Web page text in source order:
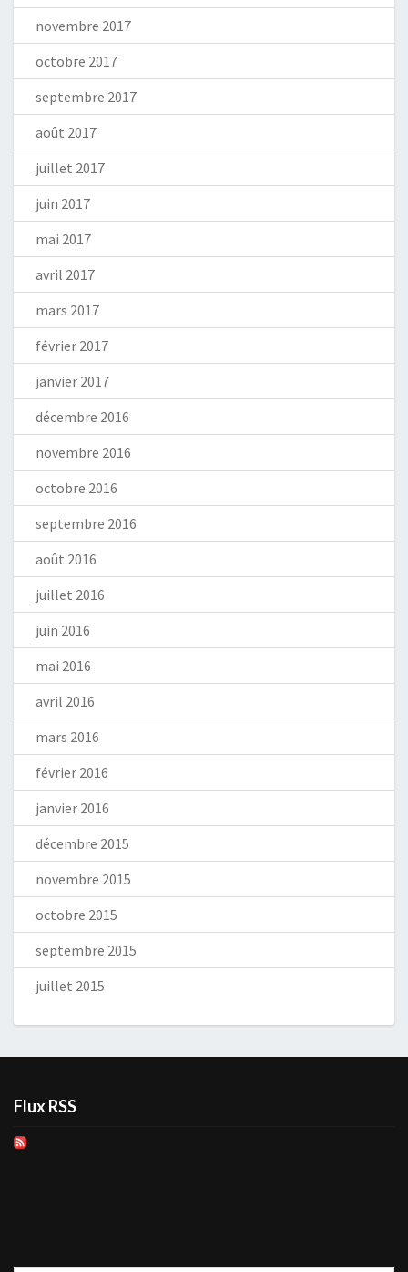
novembre 2017
octobre 2017
septembre 2017
août 2017
juillet 2017
juin 2017
mai 2017
avril 2017
mars 2017
février 2017
janvier 2017
décembre 2016
novembre 2016
octobre 2016
septembre 2016
août 2016
juillet 2016
juin 2016
mai 2016
avril 2016
mars 2016
février 2016
janvier 2016
décembre 2015
novembre 2015
octobre 2015
septembre 2015
juillet 2015
Flux RSS